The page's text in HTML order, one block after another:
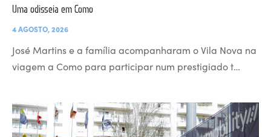
Uma odisseia em Como
4 AGOSTO, 2026
José Martins e a família acompanharam o Vila Nova na
viagem a Como para participar num prestigiado t…